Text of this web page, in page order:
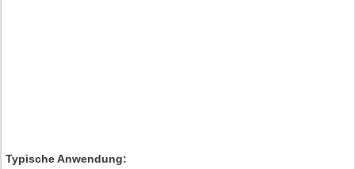
Typische Anwendung: